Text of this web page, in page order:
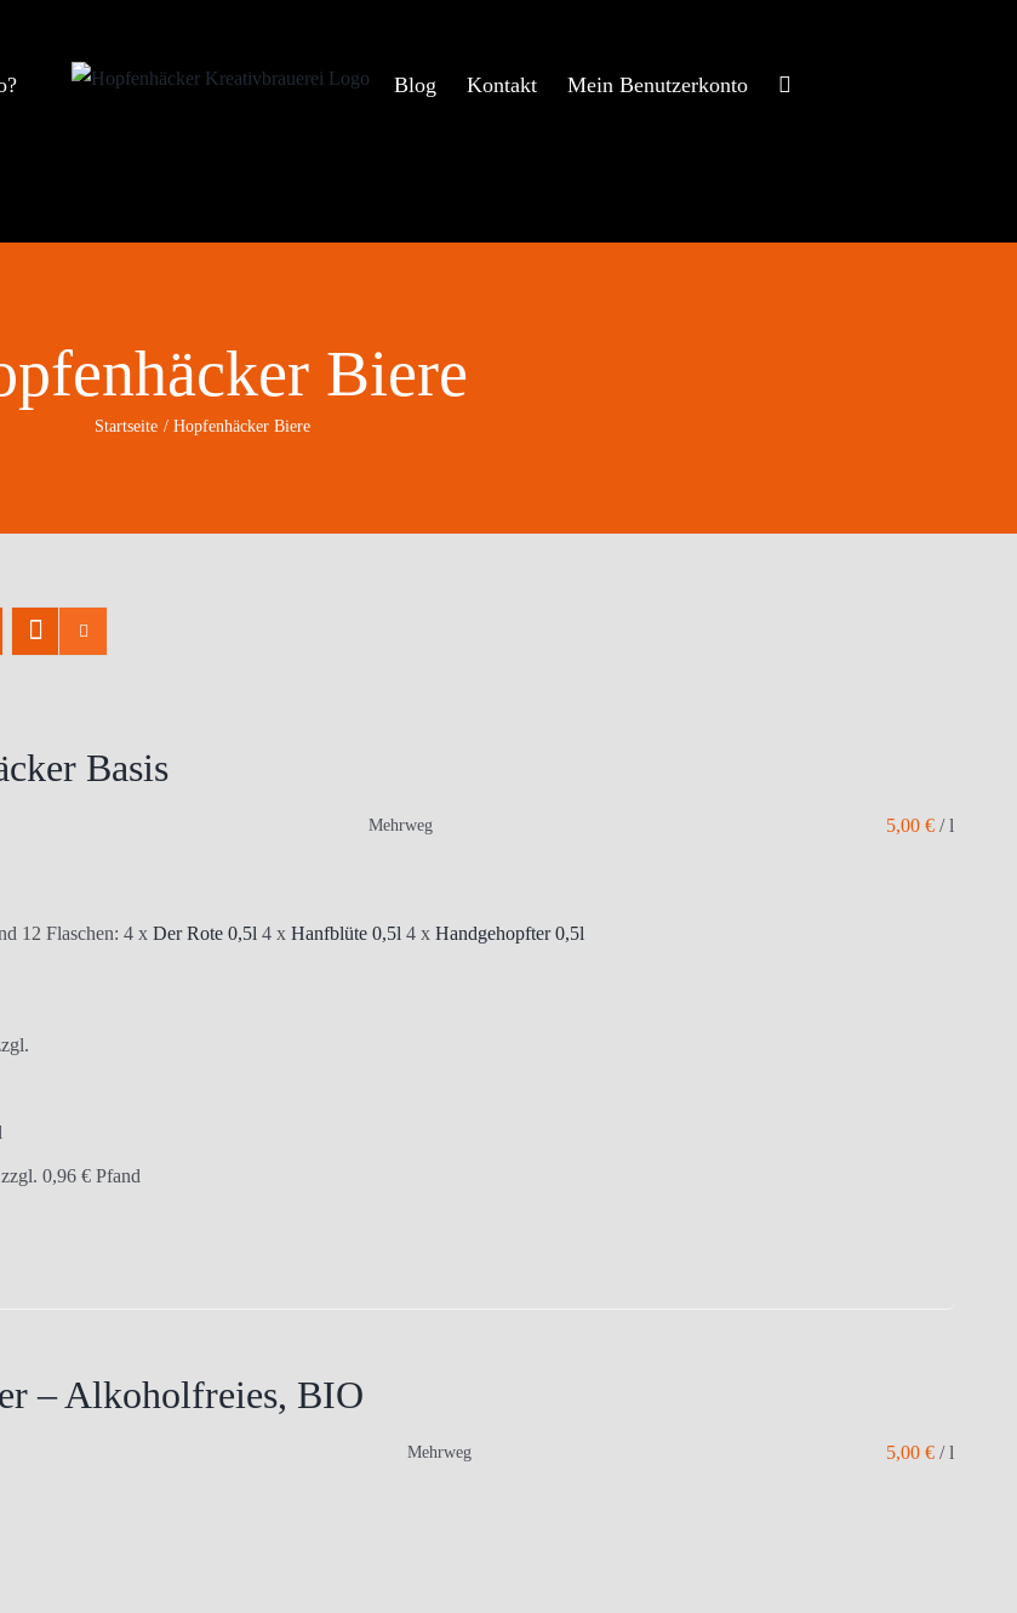
Blog Kontakt Mein Benutzerkonto
Biere
Startseite Hopfenhäcker Biere
Basis
Mehrweg 5,00 €/l
12 Flaschen: 4 x Der Rote 0,5l 4 x Hanfblüte 0,5l 4 x Handgehopfter 0,5l
zzgl. 0,96 €Pfand
– Alkoholfreies, BIO
Mehrweg 5,00 €/l